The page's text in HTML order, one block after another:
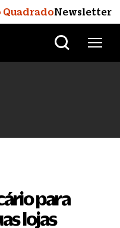
QuadradoNewsletter
para
lojas